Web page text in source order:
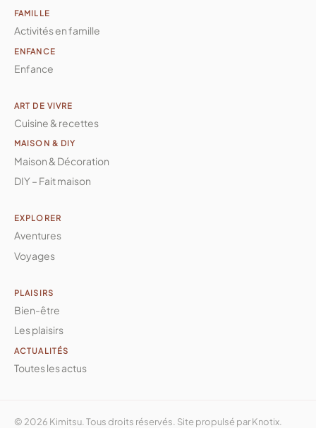
FAMILLE
Activités en famille
ENFANCE
Enfance
ART DE VIVRE
Cuisine & recettes
MAISON & DIY
Maison & Décoration
DIY – Fait maison
EXPLORER
Aventures
Voyages
PLAISIRS
Bien-être
Les plaisirs
ACTUALITÉS
Toutes les actus
© 2026 Kimitsu. Tous droits réservés. Site propulsé parKnotix.